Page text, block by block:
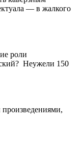
— в жалкого
роли
Неужели 150
произведениями,